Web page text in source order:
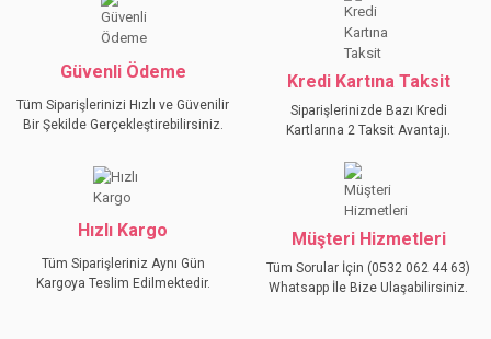
Güvenli Ödeme
Tüm Siparişlerinizi Hızlı ve Güvenilir
Bir Şekilde Gerçekleştirebilirsiniz.
Kredi Kartına Taksit
Siparişlerinizde Bazı Kredi
Kartlarına 2 Taksit Avantajı.
Hızlı Kargo
Tüm Siparişleriniz Aynı Gün
Kargoya Teslim Edilmektedir.
Müşteri Hizmetleri
Tüm Sorular İçin (0532 062 44 63)
Whatsapp İle Bize Ulaşabilirsiniz.